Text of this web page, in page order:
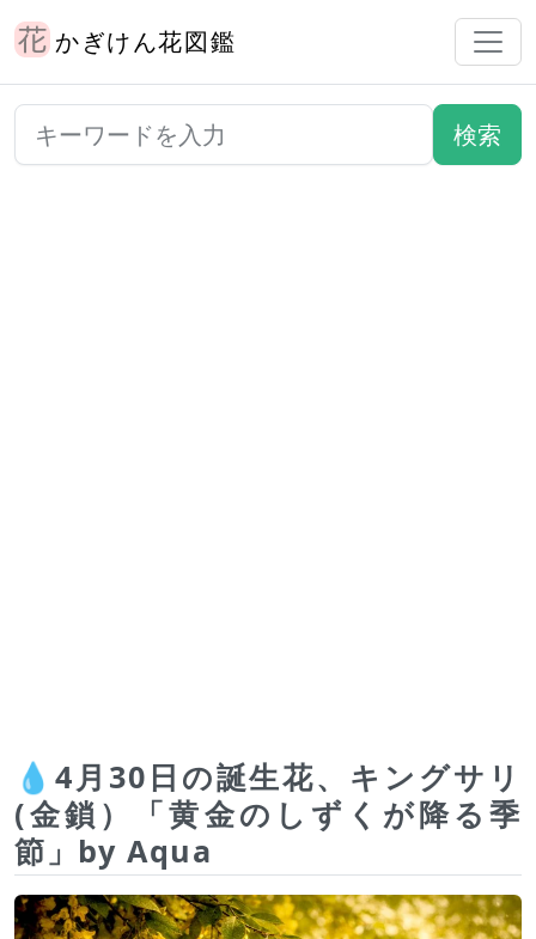
かぎけん花図鑑
💧4月30日の誕生花、キングサリ
(金鎖）「黄金のしずくが降る季
節」by Aqua